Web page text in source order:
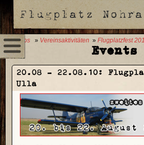
Events
20.08 - 22.08.10:
Ulla
0 Fotos » Vereinsaktivitäten » Flugplatzfest